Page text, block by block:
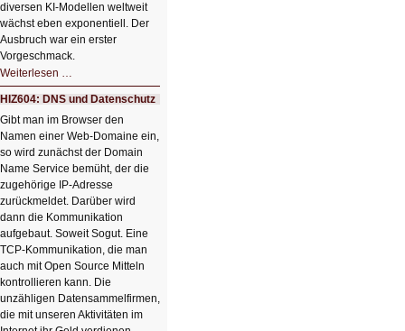
diversen KI-Modellen weltweit
wächst eben exponentiell. Der
Ausbruch war ein erster
Vorgeschmack.
Weiterlesen …
Der
Ausbruch
der
KI
HIZ604: DNS und Datenschutz
Gibt man im Browser den
Namen einer Web-Domaine ein,
so wird zunächst der Domain
Name Service bemüht, der die
zugehörige IP-Adresse
zurückmeldet. Darüber wird
dann die Kommunikation
aufgebaut. Soweit Sogut. Eine
TCP-Kommunikation, die man
auch mit Open Source Mitteln
kontrollieren kann. Die
unzähligen Datensammelfirmen,
die mit unseren Aktivitäten im